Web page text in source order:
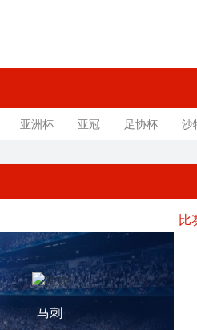
亚洲杯 亚冠 足协杯 沙
比
马刺